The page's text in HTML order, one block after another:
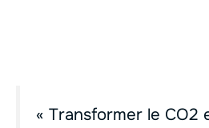
« Transformer le CO2